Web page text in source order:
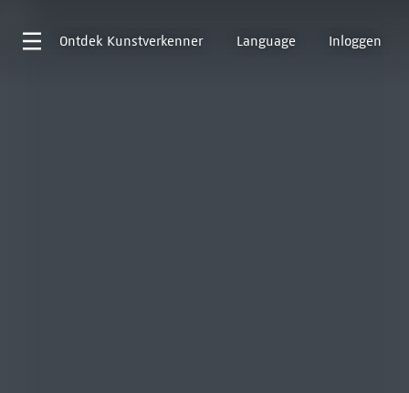
Ontdek Kunstverkenner Language Inloggen